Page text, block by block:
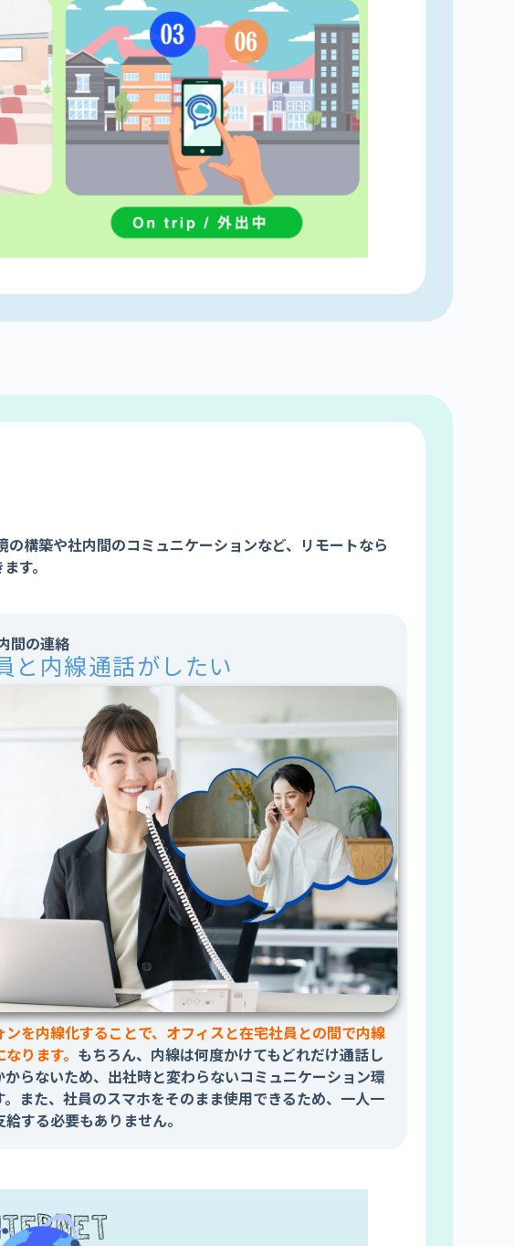
構築や社内間のコミュニケーションなど、リモートなら
す。
間の連絡
と内線通話がしたい
ンを内線化することで、オフィスと在宅社員との間で内線
ります。 もちろん、内線は何度かけてもどれだけ通話し
からないため、出社時と変わらないコミュニケーション環
。また、社員のスマホをそのまま使用できるため、一人一
する必要もありません。